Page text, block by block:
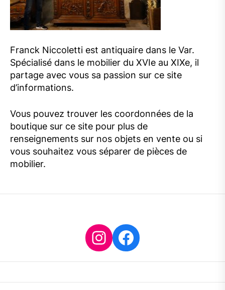
Franck Niccoletti est antiquaire dans le Var.
Spécialisé dans le mobilier du XVIe au XIXe, il
partage avec vous sa passion sur ce site
d’informations.
Vous pouvez trouver les coordonnées de la
boutique sur ce site pour plus de
renseignements sur nos objets en vente ou si
vous souhaitez vous séparer de pièces de
mobilier.
Instagram
Facebook